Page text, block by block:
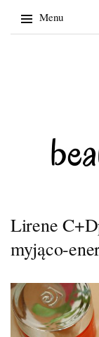
Menu
Lirene
myjąco-